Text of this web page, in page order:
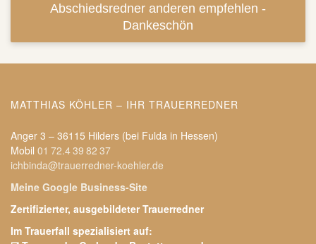
Abschiedsredner anderen empfehlen -
Dankeschön
MATTHIAS KÖHLER – IHR TRAUERREDNER
Anger 3 – 36115 Hilders (bei Fulda in Hessen)
Mobil 01 72.4 39 82 37
ichbinda@trauerredner-koehler.de
Meine Google Business-Site
Zertifizierter, ausgebildeter Trauerredner
Im Trauerfall spezialisiert auf: